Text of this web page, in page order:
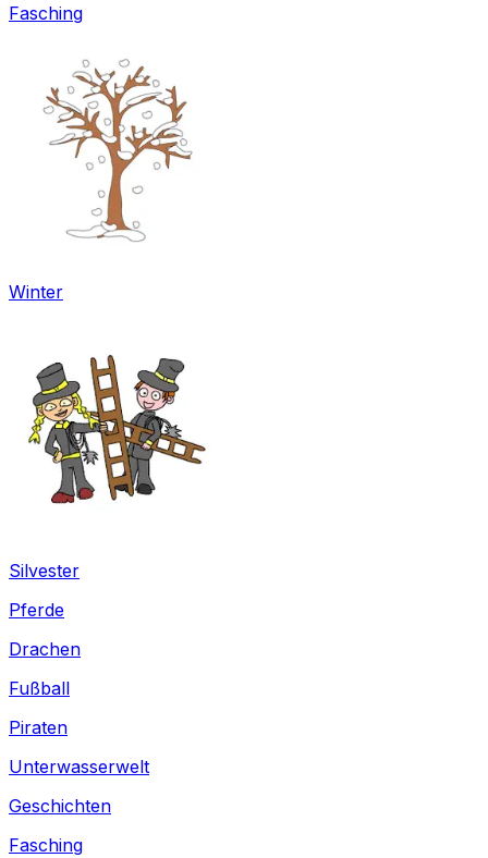
Fasching
Winter
Silvester
Pferde
Drachen
Fußball
Piraten
Unterwasserwelt
Geschichten
Fasching